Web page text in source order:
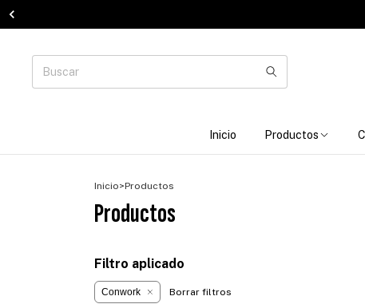
Inicio Productos
Inicio>Productos
Productos
Filtro aplicado
Conwork Borrar filtros